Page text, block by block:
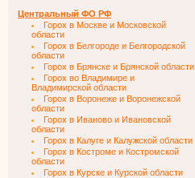
Центральный ФО РФ
Горох в Москве и Московской
области
Горох в Белгороде и Белгородской
области
Горох в Брянске и Брянской области
Горох во Владимире и
Владимирской области
Горох в Воронеже и Воронежской
области
Горох в Иваново и Ивановской
области
Горох в Калуге и Калужской области
Горох в Костроме и Костромской
области
Горох в Курске и Курской области